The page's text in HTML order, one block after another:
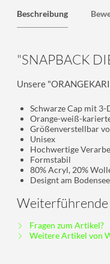
Beschreibung
"SNAPBACK
Unsere
Schwarze Cap mit
Orange-weiß-
Größenverstellbar
Unisex
Hochwertige
Formstabil
80% Acryl, 20%
Designt am Bodensee
Weiterführende
Fragen zum Artikel?
Weitere Artikel von